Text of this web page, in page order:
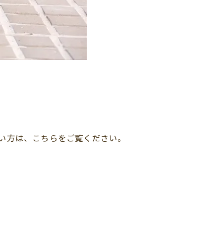
は、こちらをご覧ください。